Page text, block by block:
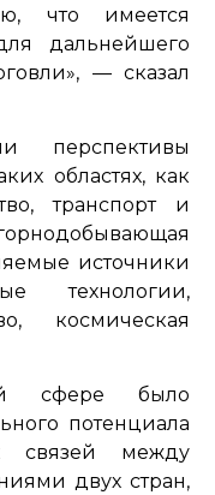
что имеется
дальнейшего
— сказал
перспективы
областях, как
транспорт и
источники
технологии,
космическая
сфере было
потенциала
связей между
двух стран,